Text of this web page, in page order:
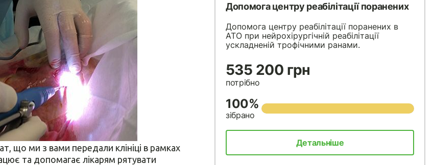
що ми з вами передали клініці в рамках
та допомагає лікарям рятувати
Допомога центру реабілітації поранених
Допомога центру реабілітації поранених в
АТО при нейрохірургічній реабілітації
ускладненій трофічними ранами.
535 200 грн
потрібно
100%
зібрано
Детальніше